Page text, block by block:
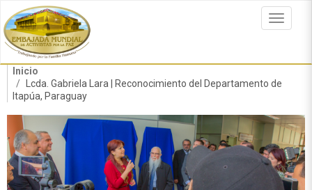
al
contenido
principal
Toggle
Inicio
Lcda. Gabriela Lara | Reconocimiento del Departamento de
Itapúa, Paraguay